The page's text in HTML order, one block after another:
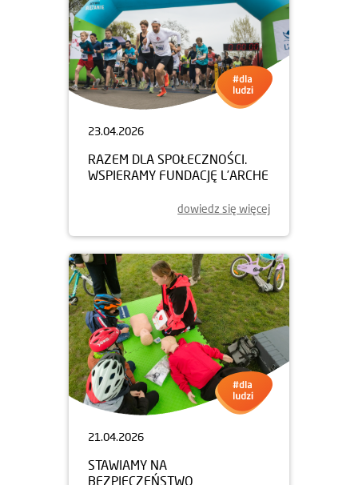
23.04.2026
RAZEM DLA SPOŁECZNOŚCI.
WSPIERAMY FUNDACJĘ L’ARCHE
dowiedz się więcej
21.04.2026
STAWIAMY NA
BEZPIECZEŃSTWO